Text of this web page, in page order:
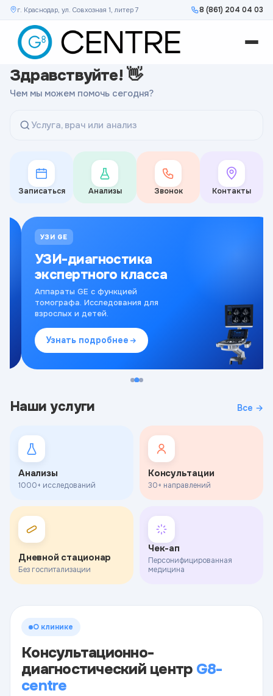
г. Краснодар, ул. Совхозная 1, литер 7 8 (861) 204 04 03
Здравствуйте! 👋
Чем мы можем помочь сегодня?
Услуга, врач или анализ
Записаться Анализы Звонок Контакты
УЗИ GE
УЗИ-диагностика
экспертного класса
Аппараты GE с функцией
томографа. Исследования для
взрослых и детей.
Узнать подробнее
Наши услуги Все →
Анализы
1000+ исследований
Консультации
30+ направлений
Дневной стационар
Без госпитализации
Чек-ап
Персонифицированная
медицина
О клинике
Консультационно-
диагностический центр G8-
centre